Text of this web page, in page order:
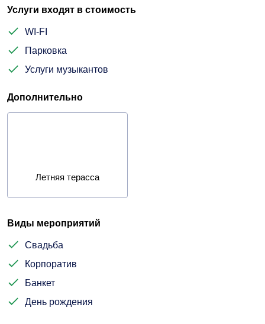
Услуги входят в стоимость
WI-FI
Парковка
Услуги музыкантов
Дополнительно
Летняя терасса
Виды мероприятий
Свадьба
Корпоратив
Банкет
День рождения